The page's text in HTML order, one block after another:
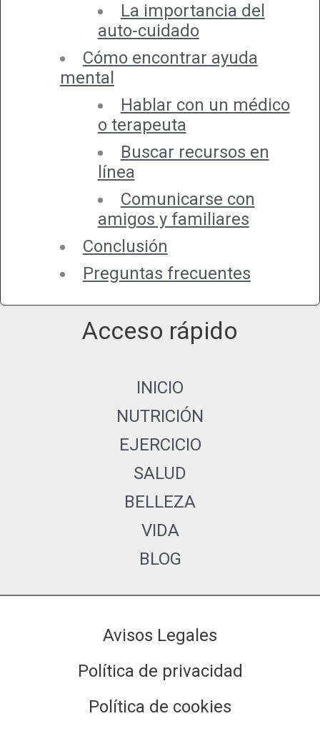
La importancia del
auto-cuidado
Cómo encontrar ayuda
mental
Hablar con un médico
o terapeuta
Buscar recursos en
línea
Comunicarse con
amigos y familiares
Conclusión
Preguntas frecuentes
Acceso rápido
INICIO
NUTRICIÓN
EJERCICIO
SALUD
BELLEZA
VIDA
BLOG
Avisos Legales
Política de privacidad
Política de cookies